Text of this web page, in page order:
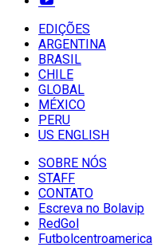
EDIÇÕES
ARGENTINA
BRASIL
CHILE
GLOBAL
MÉXICO
PERU
US ENGLISH
SOBRE NÓS
STAFF
CONTATO
Escreva no Bolavip
RedGol
Futbolcentroamerica